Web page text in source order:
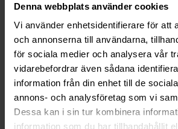
Denna webbplats använder cookies
Vi använder enhetsidentifierare för att
och annonserna till användarna,
för sociala medier och analysera vår
vidarebefordrar även sådana
information från din enhet till de
annons- och analysföretag som vi
Dessa kan i sin tur kombinera
information som du har tillhandahållit
Lily and Rose
Emily pearl bracelet -
Pris
349 kr
349 kr
Royal
Pris
2 399 kr